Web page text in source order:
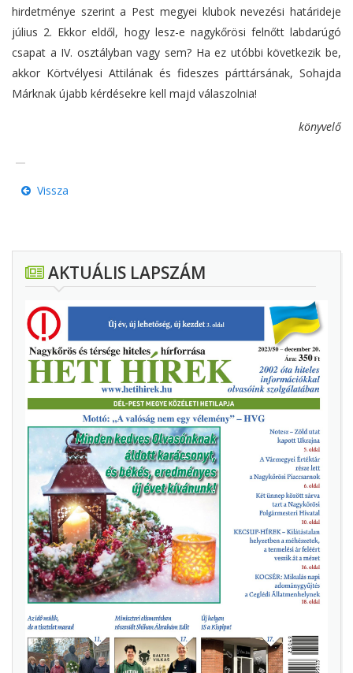
hirdetménye szerint a Pest megyei klubok nevezési határideje
július 2. Ekkor eldől, hogy lesz-e nagykőrösi felnőtt labdarúgó
csapat a IV. osztályban vagy sem? Ha ez utóbbi következik be,
akkor Körtvélyesi Attilának és fideszes párttársának, Sohajda
Márknak újabb kérdésekre kell majd válaszolnia!
könyvelő
Vissza
AKTUÁLIS LAPSZÁM